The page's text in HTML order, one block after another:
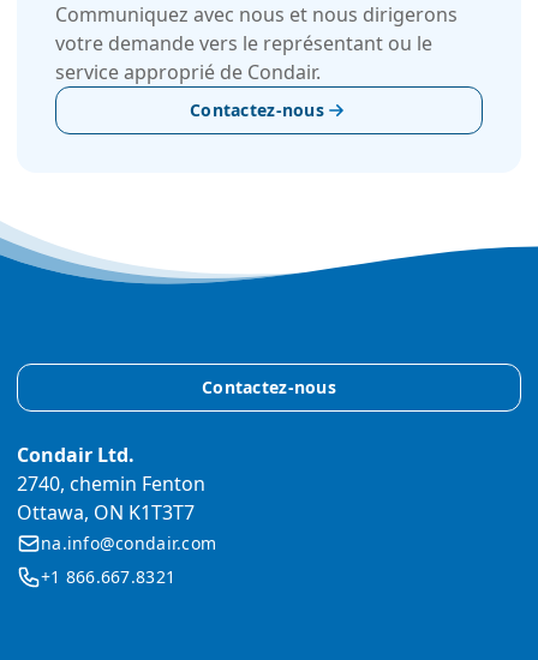
Communiquez avec nous et nous dirigerons
votre demande vers le représentant ou le
service approprié de Condair.
Contactez-nous
Contactez-nous
Condair Ltd.
2740, chemin Fenton
Ottawa, ON K1T3T7
na.info@condair.com
+1 866.667.8321